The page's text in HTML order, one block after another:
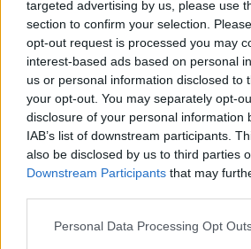
targeted advertising by us, please use
section to confirm your selection.
opt-out request is processed you may
interest-based ads based on personal
us or personal information disclosed to
your opt-out. You may separately opt-
disclosure of your personal information
IAB’s list of downstream participants.
also be disclosed by us to third parties
Downstream Participants that may
Personal Data Processing Opt
también impulsó una
objetos relacionados con su
Un día después de que
campeonato con la victoria en el
Finales, un coleccionista pagó
tarjeta rookie única de Brunson,
jugador, establecido en 96.660